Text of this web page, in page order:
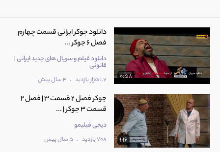
0:58
دانلود جوکر ایرانی قسمت چهارم
فصل 6 جوکر ...
دانلود فیلم و سریال های جدید ایرانی |
قانونی
1.7 هزار بازدید . 4 سال پیش
1:16
جوکر فصل 2 قسمت 3 | فصل 2
قسمت 3 جوکر | ...
دیجی فیلیمو
708 بازدید . 5 سال پیش